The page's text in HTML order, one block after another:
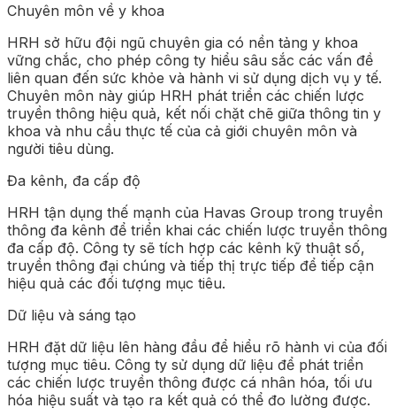
Chuyên môn về y khoa
HRH sở hữu đội ngũ chuyên gia có nền tảng y khoa
vững chắc, cho phép công ty hiểu sâu sắc các vấn đề
liên quan đến sức khỏe và hành vi sử dụng dịch vụ y tế.
Chuyên môn này giúp HRH phát triển các chiến lược
truyền thông hiệu quả, kết nối chặt chẽ giữa thông tin y
khoa và nhu cầu thực tế của cả giới chuyên môn và
người tiêu dùng.
Đa kênh, đa cấp độ
HRH tận dụng thế mạnh của Havas Group trong truyền
thông đa kênh để triển khai các chiến lược truyền thông
đa cấp độ. Công ty sẽ tích hợp các kênh kỹ thuật số,
truyền thông đại chúng và tiếp thị trực tiếp để tiếp cận
hiệu quả các đối tượng mục tiêu.
Dữ liệu và sáng tạo
HRH đặt dữ liệu lên hàng đầu để hiểu rõ hành vi của đối
tượng mục tiêu. Công ty sử dụng dữ liệu để phát triển
các chiến lược truyền thông được cá nhân hóa, tối ưu
hóa hiệu suất và tạo ra kết quả có thể đo lường được.